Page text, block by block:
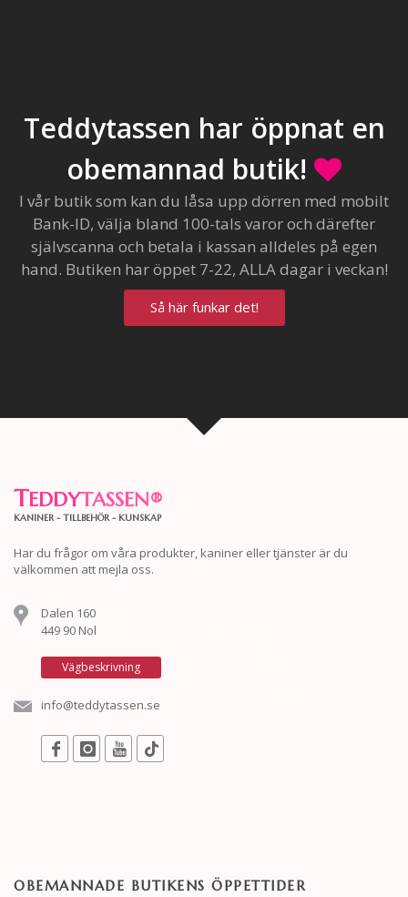
Teddytassen har öppnat en
obemannad butik!
I vår butik som kan du låsa upp dörren med mobilt
Bank-ID, välja bland 100-tals varor och därefter
självscanna och betala i kassan alldeles på egen
hand. Butiken har öppet 7-22, ALLA dagar i veckan!
Så här funkar det!
TEDDYTASSEN®
KANINER - TILLBEHÖR - KUNSKAP
Har du frågor om våra produkter, kaniner eller tjänster är du
välkommen att mejla oss.
Dalen 160
449 90 Nol
Vägbeskrivning
info@teddytassen.se
OBEMANNADE BUTIKENS ÖPPETTIDER